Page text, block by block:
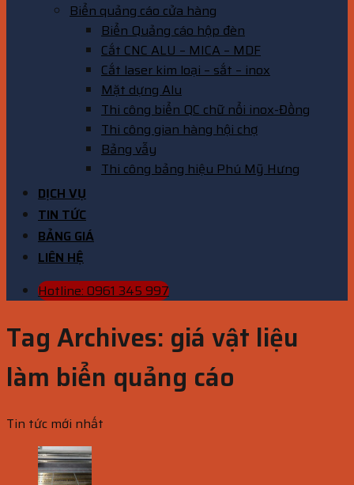
Biển quảng cáo cửa hàng
Biển Quảng cáo hộp đèn
Cắt CNC ALU – MICA – MDF
Cắt laser kim loại – sắt – inox
Mặt dựng Alu
Thi công biển QC chữ nổi inox-Đồng
Thi công gian hàng hội chợ
Bảng vẫy
Thi công bảng hiệu Phú Mỹ Hưng
DỊCH VỤ
TIN TỨC
BẢNG GIÁ
LIÊN HỆ
Hotline: 0961 345 997
Tag Archives: giá vật liệu
làm biển quảng cáo
Tin tức mới nhất